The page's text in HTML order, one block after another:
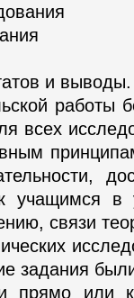
и выводы.
работы
всех
учащимся в
связи
задания
прямо или